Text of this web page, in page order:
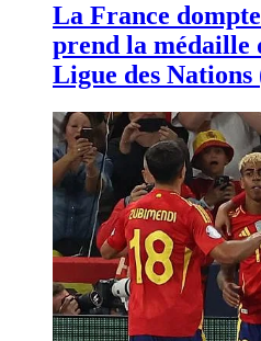
La France
prend la médaille
Ligue des Nations